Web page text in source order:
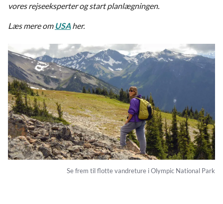
vores rejseeksperter og start planlægningen.
Læs mere om USAher.
Se frem til flotte vandreture i Olympic National Park